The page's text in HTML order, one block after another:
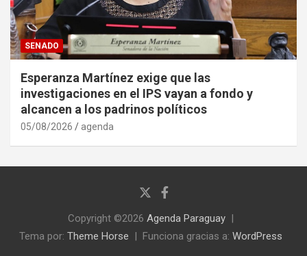
SENADO
Esperanza Martínez exige que las
investigaciones en el IPS vayan a fondo y
alcancen a los padrinos políticos
05/08/2026 agenda
Copyright ©2026 Agenda Paraguay
Tema por: Theme Horse Funciona gracias a: WordPress